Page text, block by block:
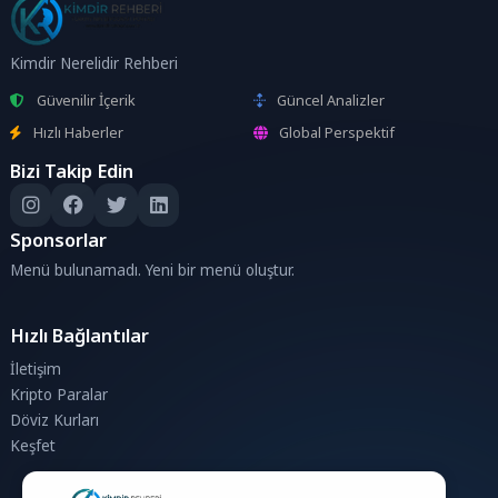
Kimdir Nerelidir Rehberi
Güvenilir İçerik
Güncel Analizler
Hızlı Haberler
Global Perspektif
Bizi Takip Edin
Sponsorlar
Menü bulunamadı. Yeni bir menü oluştur.
Hızlı Bağlantılar
İletişim
Kripto Paralar
Döviz Kurları
Keşfet